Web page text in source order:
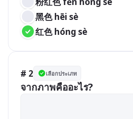
黑色 hēi sè
红色 hóng sè
# 2 เลือกประเภท
จากภาพคืออะไร?